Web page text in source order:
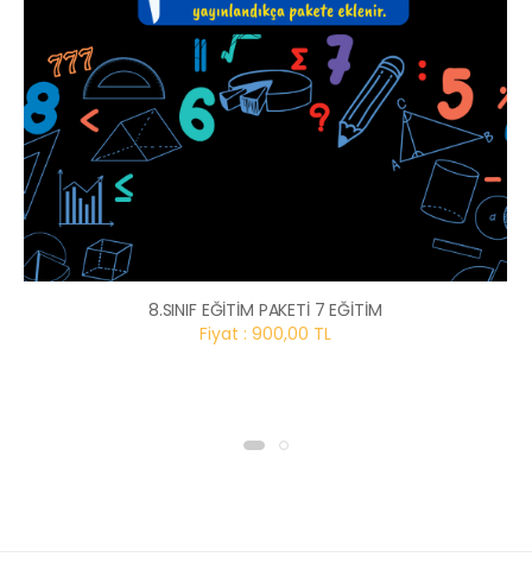
8.SINIF EĞİTİM PAKETİ 7 EĞİTİM
Fiyat : 900,00 TL